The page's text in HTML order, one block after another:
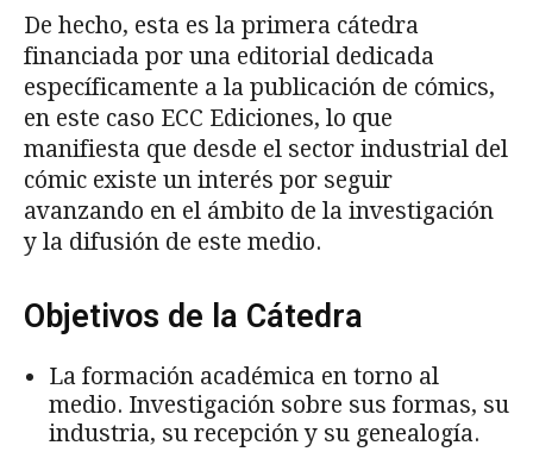
De hecho, esta es la primera cátedra
financiada por una editorial dedicada
específicamente a la publicación de cómics,
en este caso ECC Ediciones, lo que
manifiesta que desde el sector industrial del
cómic existe un interés por seguir
avanzando en el ámbito de la investigación
y la difusión de este medio.
Objetivos de la Cátedra
La formación académica en torno al
medio. Investigación sobre sus formas, su
industria, su recepción y su genealogía.